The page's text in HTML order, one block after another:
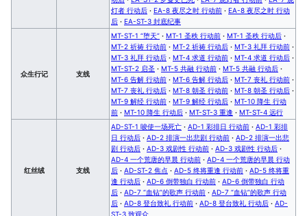
灯者 行动后 · EA-8 夜尽之时 行动前 · EA-8 夜尽之时 行动
后 · EA-ST-3 封底纪事
众生行记 支线
MT-ST-1 “堕天” · MT-1 圣秩 行动前 · MT-1 圣秩 行动后 ·
MT-2 祈祷 行动前 · MT-2 祈祷 行动后 · MT-3 礼拜 行动前 ·
MT-3 礼拜 行动后 · MT-4 求道 行动前 · MT-4 求道 行动后 ·
MT-ST-2 启圣 · MT-5 共融 行动前 · MT-5 共融 行动后 ·
MT-6 告解 行动前 · MT-6 告解 行动后 · MT-7 丧礼 行动前 ·
MT-7 丧礼 行动后 · MT-8 朝圣 行动前 · MT-8 朝圣 行动后 ·
MT-9 解经 行动前 · MT-9 解经 行动后 · MT-10 降生 行动
前 · MT-10 降生 行动后 · MT-ST-3 重逢 · MT-ST-4 远行
红丝绒 支线
AD-ST-1 唆使一场死亡 · AD-1 彩排日 行动前 · AD-1 彩排
日 行动后 · AD-2 排演一出悲剧 行动前 · AD-2 排演一出悲
剧 行动后 · AD-3 戏剧性 行动前 · AD-3 戏剧性 行动后 ·
AD-4 一个荒唐的早晨 行动前 · AD-4 一个荒唐的早晨 行动
后 · AD-ST-2 焦点 · AD-5 终将重逢 行动前 · AD-5 终将重
逢 行动后 · AD-6 倒带独白 行动前 · AD-6 倒带独白 行动
后 · AD-7 “血钻”的歌声 行动前 · AD-7 “血钻”的歌声 行动
后 · AD-8 登台致礼 行动前 · AD-8 登台致礼 行动后 · AD-
ST-3 致观众